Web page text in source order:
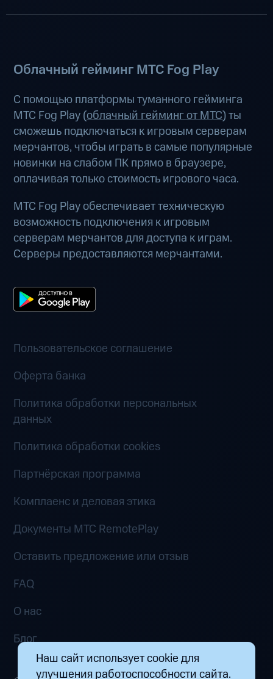
Наш сайт использует cookie для
улучшения работоспособности сайта.
Облачный гейминг МТС Fog Play
С помощью платформы туманного гейминга
МТС Fog Play (облачный гейминг от МТС) ты
сможешь подключаться к игровым серверам
мерчантов, чтобы играть в самые популярные
новинки на слабом ПК прямо в браузере,
оплачивая только стоимость игрового часа.
МТС Fog Play обеспечивает техническую
возможность подключения к игровым
серверам мерчантов для доступа к играм.
Серверы предоставляются мерчантами.
Пользовательское соглашение
Оферта банка
Политика обработки персональных
данных
Политика обработки cookies
Партнёрская программа
Комплаенс и деловая этика
Документы MTC RemotePlay
Оставить предложение или отзыв
FAQ
О нас
Блог